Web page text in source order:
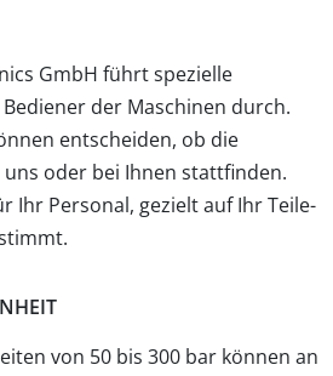
GmbH führt spezielle
der Maschinen durch.
entscheiden, ob die
oder bei Ihnen statt­finden.
Ihr Personal, gezielt auf Ihr Teile­
von 50 bis 300 bar können an